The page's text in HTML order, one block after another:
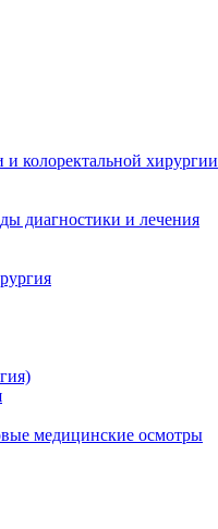
колоректальной хирургии
диагностики и лечения
медицинские осмотры